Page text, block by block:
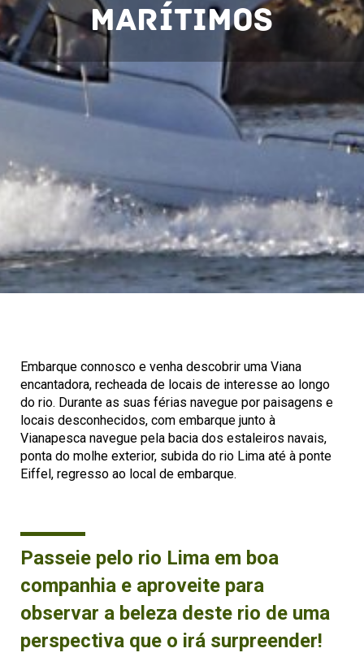
Marítimos
Embarque connosco e venha descobrir uma Viana
encantadora, recheada de locais de interesse ao longo
do rio. Durante as suas férias navegue por paisagens e
locais desconhecidos, com embarque junto à
Vianapesca navegue pela bacia dos estaleiros navais,
ponta do molhe exterior, subida do rio Lima até à ponte
Eiffel, regresso ao local de embarque.
Passeie pelo rio Lima em boa
companhia e aproveite para
observar a beleza deste rio de uma
perspectiva que o irá surpreender!